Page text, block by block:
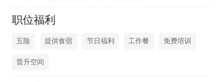
职位福利
五险 提供食宿 节日福利 工作餐 免费培训
晋升空间